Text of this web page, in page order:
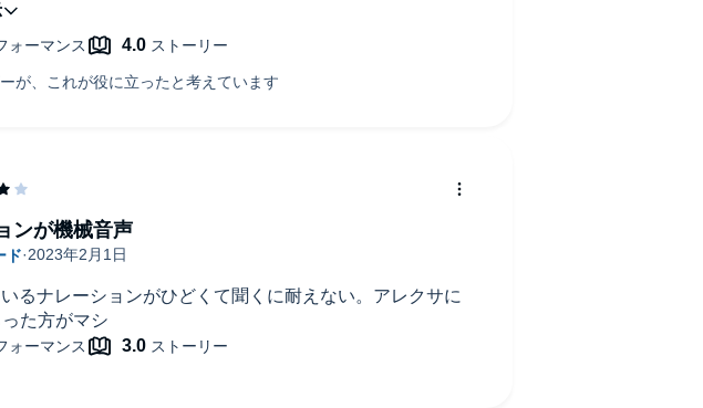
方法や性格を変えると上手くゆくかもと思いました。
っていることも多く、印象に残るものは少なかったで
るナレーションがひどくて聞くに耐えない。アレクサに
た方がマシ
ンが機械音声